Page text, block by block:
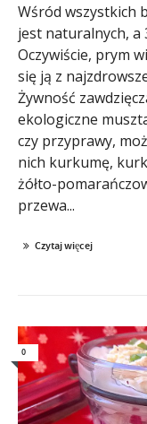
Wśród wszystkich
jest naturalnych, a
Oczywiście, prym
się ją z
Żywność
ekologiczne
czy przyprawy,
nich kurkumę,
żółto-
przewa...
Czytaj więcej
0